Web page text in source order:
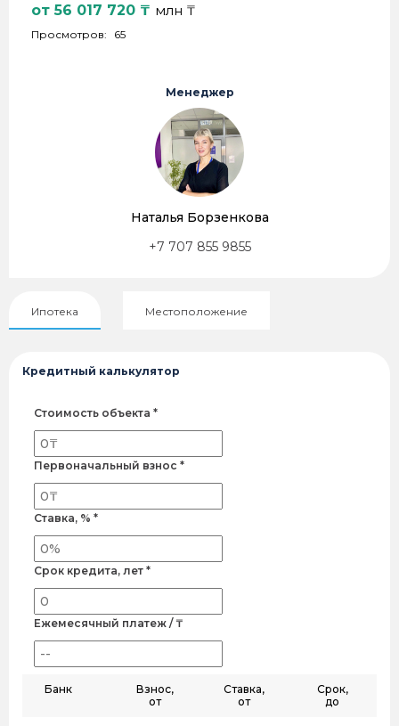
от56 017 720 ₸ млн ₸
Просмотров: 65
Менеджер
Наталья Борзенкова
+7 707 855 9855
Ипотека Местоположение
Кредитный калькулятор
Стоимость объекта *
Первоначальный взнос *
Ставка, % *
Срок кредита, лет *
Ежемесячный платеж / ₸
Банк
Взнос,
от
Ставка,
от
Срок,
до